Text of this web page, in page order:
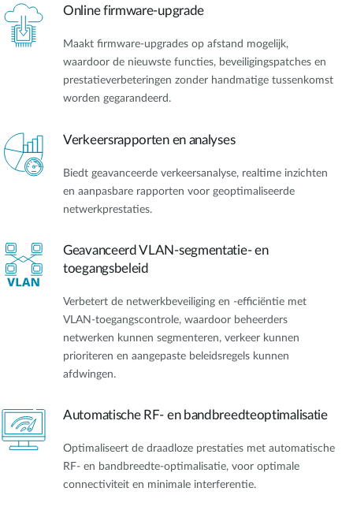
Online firmware-upgrade
Maakt firmware-upgrades op afstand mogelijk,
waardoor de nieuwste functies, beveiligingspatches en
prestatieverbeteringen zonder handmatige tussenkomst
worden gegarandeerd.
Verkeersrapporten en analyses
Biedt geavanceerde verkeersanalyse, realtime inzichten
en aanpasbare rapporten voor geoptimaliseerde
netwerkprestaties.
Geavanceerd VLAN-segmentatie- en
toegangsbeleid
Verbetert de netwerkbeveiliging en -efficiëntie met
VLAN-toegangscontrole, waardoor beheerders
netwerken kunnen segmenteren, verkeer kunnen
prioriteren en aangepaste beleidsregels kunnen
afdwingen.
Automatische RF- en bandbreedteoptimalisatie
Optimaliseert de draadloze prestaties met automatische
RF- en bandbreedte-optimalisatie, voor optimale
connectiviteit en minimale interferentie.